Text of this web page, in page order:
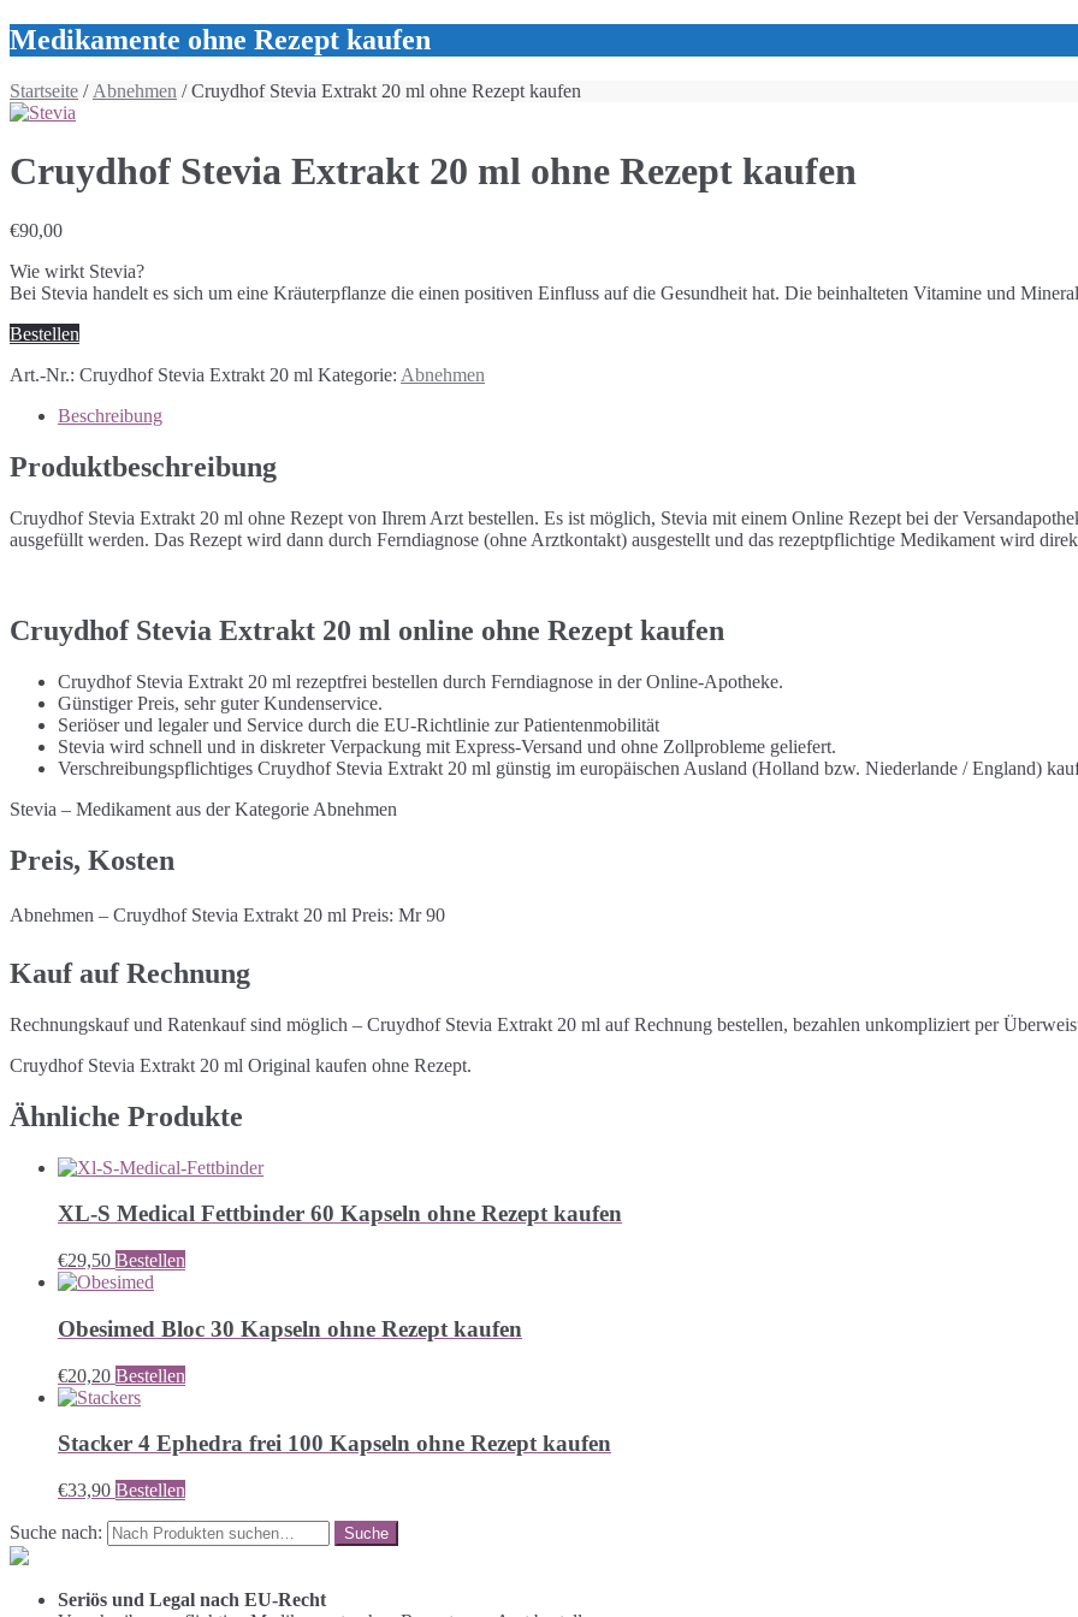
Medikamente ohne Rezept kaufen
Startseite / Abnehmen / Cruydhof Stevia Extrakt 20 ml ohne Rezept kaufen
Cruydhof Stevia Extrakt 20 ml ohne Rezept kaufen
€90,00
Wie wirkt Stevia?
Bei Stevia handelt es sich um eine Kräuterpflanze die einen positiven Einfluss auf die Gesundheit hat. Die beinhalteten Vitamine und
Bestellen
Art.-Nr.: Cruydhof Stevia Extrakt 20 ml Kategorie: Abnehmen
Beschreibung
Produktbeschreibung
Cruydhof Stevia Extrakt 20 ml ohne Rezept von Ihrem Arzt bestellen. Es ist möglich, Stevia mit einem Online Rezept bei der
ausgefüllt werden. Das Rezept wird dann durch Ferndiagnose (ohne Arztkontakt) ausgestellt und das rezeptpflichtige Medikament wird
Cruydhof Stevia Extrakt 20 ml online ohne Rezept kaufen
Cruydhof Stevia Extrakt 20 ml rezeptfrei bestellen durch Ferndiagnose in der Online-Apotheke.
Günstiger Preis, sehr guter Kundenservice.
Seriöser und legaler und Service durch die EU-Richtlinie zur Patientenmobilität
Stevia wird schnell und in diskreter Verpackung mit Express-Versand und ohne Zollprobleme geliefert.
Verschreibungspflichtiges Cruydhof Stevia Extrakt 20 ml günstig im europäischen Ausland (Holland bzw. Niederlande / England)
Stevia – Medikament aus der Kategorie Abnehmen
Preis, Kosten
Abnehmen – Cruydhof Stevia Extrakt 20 ml Preis: Mr 90
Kauf auf Rechnung
Rechnungskauf und Ratenkauf sind möglich – Cruydhof Stevia Extrakt 20 ml auf Rechnung bestellen, bezahlen unkompliziert per
Cruydhof Stevia Extrakt 20 ml Original kaufen ohne Rezept.
Ähnliche Produkte
XL-S Medical Fettbinder 60 Kapseln ohne Rezept kaufen
€29,50 Bestellen
Obesimed Bloc 30 Kapseln ohne Rezept kaufen
€20,20 Bestellen
Stacker 4 Ephedra frei 100 Kapseln ohne Rezept kaufen
€33,90 Bestellen
Suche nach:
Seriös und Legal nach EU-Recht